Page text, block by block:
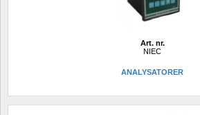
Art. nr.
NIEC
ANALYSATORER